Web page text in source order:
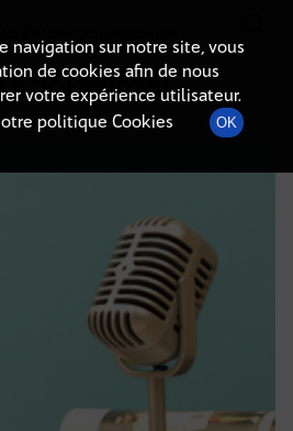
DE L'ÉPISODE
navigation sur notre site, vous
de cookies afin de nous
votre expérience utilisateur.
politique Cookies
OK